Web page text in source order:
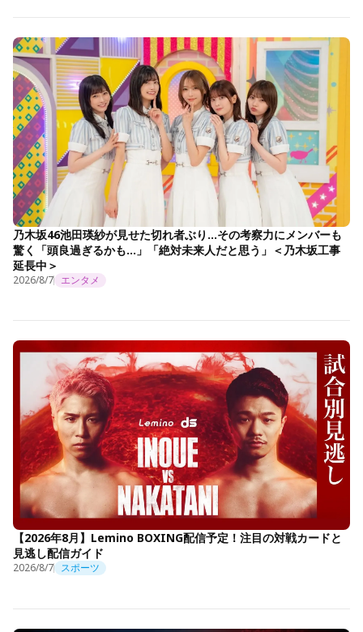
乃木坂46池田瑛紗が見せた切れ者ぶり…その考察力にメンバーも
驚く「頭良過ぎるかも…」「絶対未来人だと思う」＜乃木坂工事
延長中＞
2026/8/7 エンタメ
【2026年8月】Lemino BOXING配信予定！注目の対戦カードと
見逃し配信ガイド
2026/8/7 スポーツ